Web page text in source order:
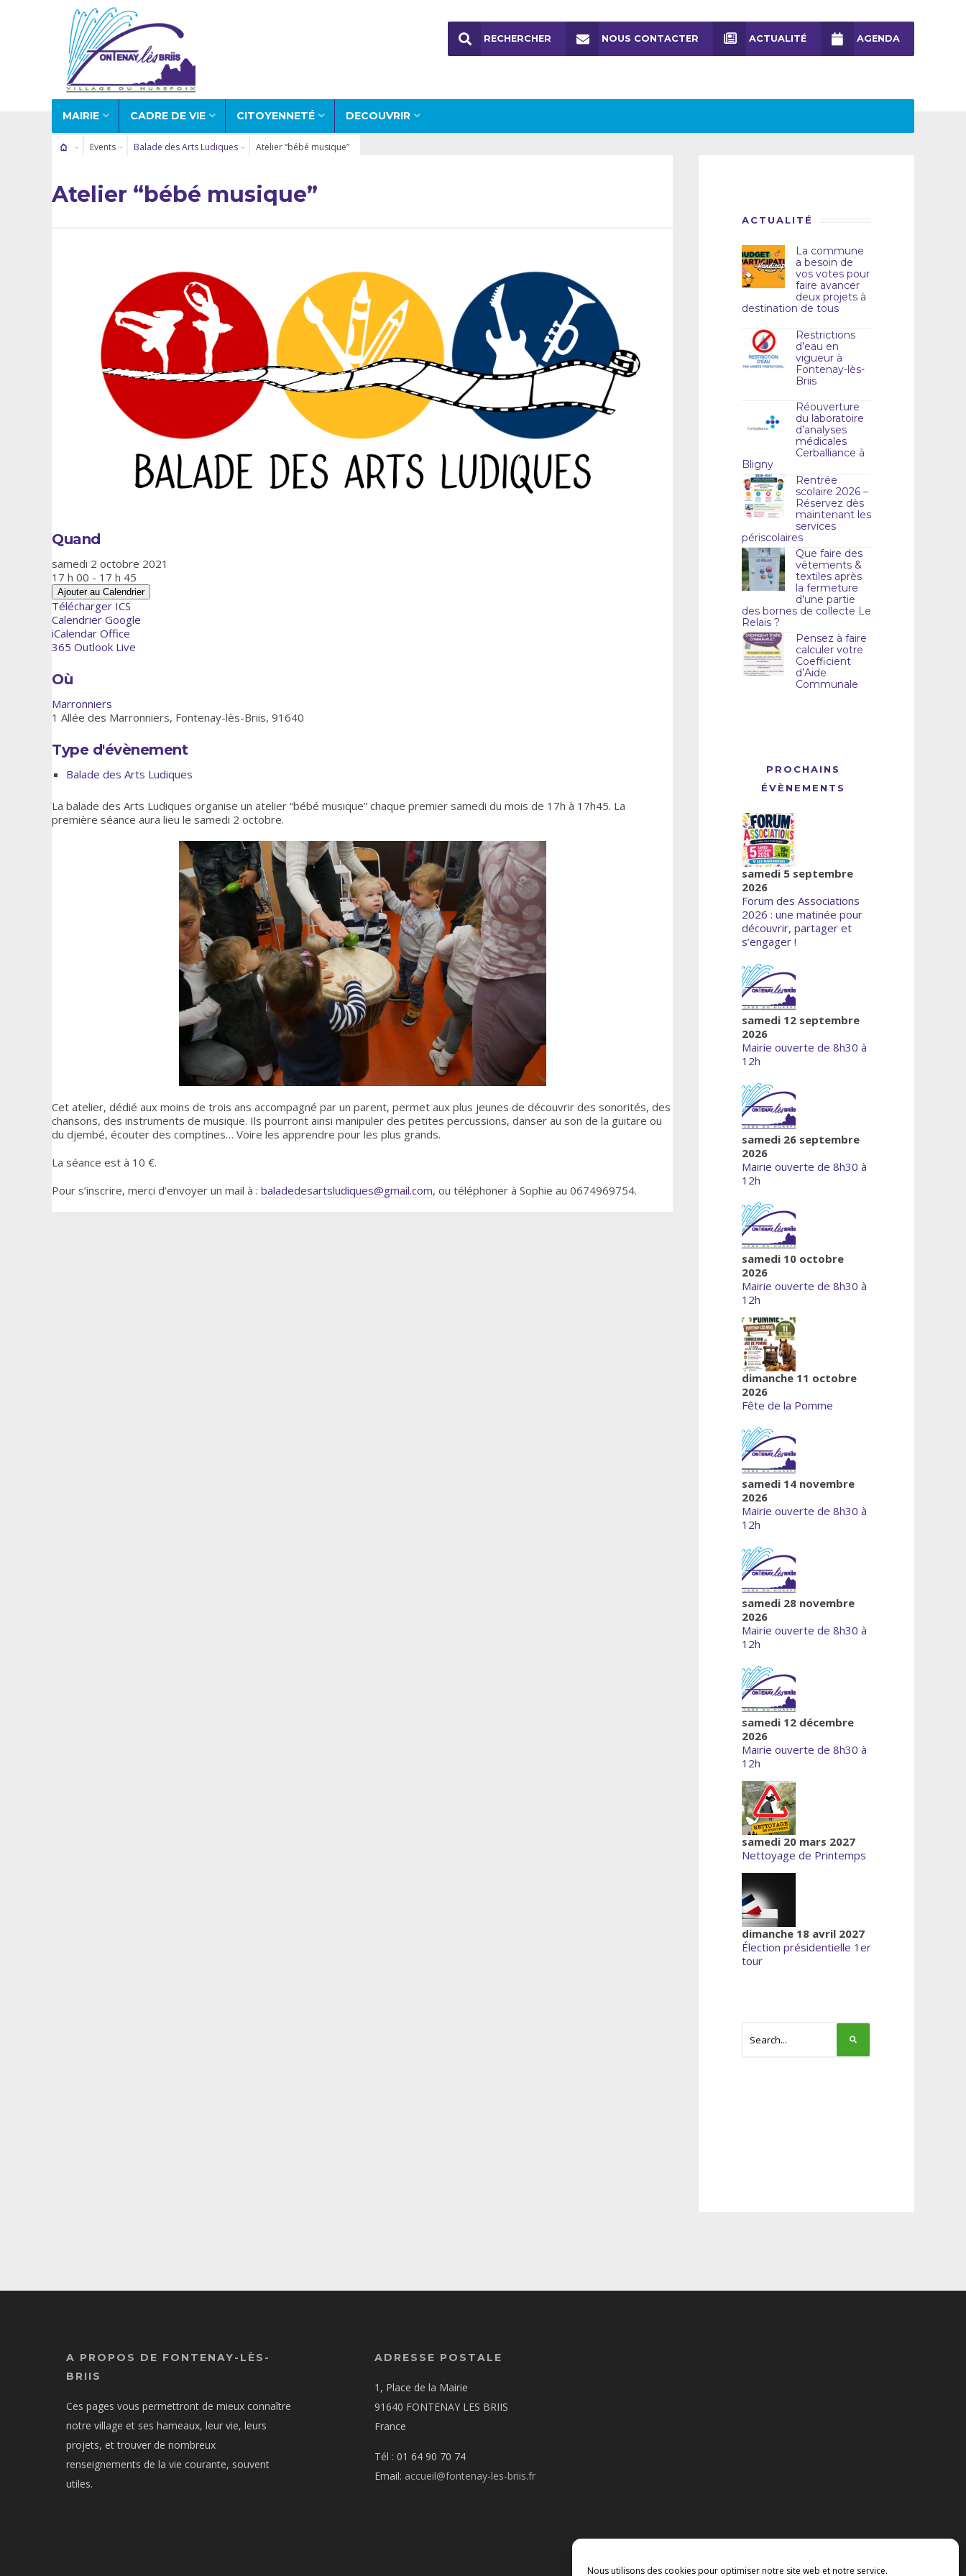
Nous utilisons des cookies pour optimiser notre site web et notre service.
MAIRIE CADRE DE VIE CITOYENNETÉ DECOUVRIR
RECHERCHER NOUS CONTACTER ACTUALITÉ AGENDA
Events Balade des Arts Ludiques Atelier “bébé musique”
Atelier “bébé musique”
Quand
samedi 2 octobre 2021
17 h 00 - 17 h 45
Ajouter au Calendrier
Télécharger ICS
Calendrier Google
iCalendar Office
365 Outlook Live
Où
Marronniers
1 Allée des Marronniers, Fontenay-lès-Briis, 91640
Type d'évènement
Balade des Arts Ludiques
La balade des Arts Ludiques organise un atelier “bébé musique” chaque premier samedi du mois de 17h à 17h45. La
première séance aura lieu le samedi 2 octobre.
Cet atelier, dédié aux moins de trois ans accompagné par un parent, permet aux plus jeunes de découvrir des sonorités, des
chansons, des instruments de musique. Ils pourront ainsi manipuler des petites percussions, danser au son de la guitare ou
du djembé, écouter des comptines… Voire les apprendre pour les plus grands.
La séance est à 10 €.
Pour s’inscrire, merci d’envoyer un mail à : baladedesartsludiques@gmail.com, ou téléphoner à Sophie au 0674969754.
ACTUALITÉ
La commune
a besoin de
vos votes pour
faire avancer
deux projets à
destination de tous
Restrictions
d’eau en
vigueur à
Fontenay-lès-
Briis
Réouverture
du laboratoire
d’analyses
médicales
Cerballiance à
Bligny
Rentrée
scolaire 2026 –
Réservez dès
maintenant les
services
périscolaires
Que faire des
vêtements &
textiles après
la fermeture
d’une partie
des bornes de collecte Le
Relais ?
Pensez à faire
calculer votre
Coefficient
d’Aide
Communale
PROCHAINS
ÉVÈNEMENTS
samedi 5 septembre
2026
Forum des Associations
2026 : une matinée pour
découvrir, partager et
s’engager !
samedi 12 septembre
2026
Mairie ouverte de 8h30 à
12h
samedi 26 septembre
2026
Mairie ouverte de 8h30 à
12h
samedi 10 octobre
2026
Mairie ouverte de 8h30 à
12h
dimanche 11 octobre
2026
Fête de la Pomme
samedi 14 novembre
2026
Mairie ouverte de 8h30 à
12h
samedi 28 novembre
2026
Mairie ouverte de 8h30 à
12h
samedi 12 décembre
2026
Mairie ouverte de 8h30 à
12h
samedi 20 mars 2027
Nettoyage de Printemps
dimanche 18 avril 2027
Élection présidentielle 1er
tour
A PROPOS DE FONTENAY-LÈS-
BRIIS
Ces pages vous permettront de mieux connaître
notre village et ses hameaux, leur vie, leurs
projets, et trouver de nombreux
renseignements de la vie courante, souvent
utiles.
ADRESSE POSTALE
1, Place de la Mairie
91640 FONTENAY LES BRIIS
France
Tél : 01 64 90 70 74
Email: accueil@fontenay-les-briis.fr